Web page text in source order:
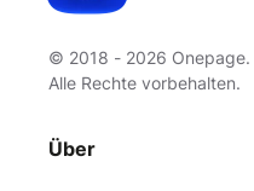
© 2018 - 2026 Onepage.
Alle Rechte vorbehalten.
Über